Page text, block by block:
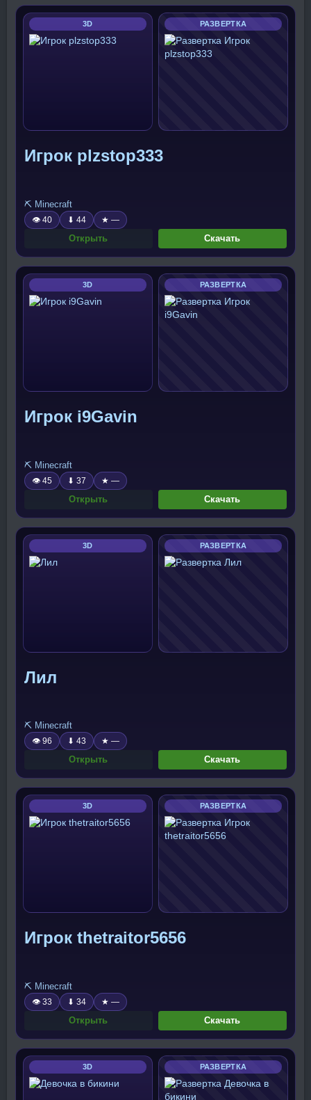
3D РАЗВЕРТКА
Игрок plzstop333
⛏️ Minecraft
👁 40 ⬇ 44 ★ —
Открыть Скачать
3D РАЗВЕРТКА
Игрок i9Gavin
⛏️ Minecraft
👁 45 ⬇ 37 ★ —
Открыть Скачать
3D РАЗВЕРТКА
Лил
⛏️ Minecraft
👁 96 ⬇ 43 ★ —
Открыть Скачать
3D РАЗВЕРТКА
Игрок thetraitor5656
⛏️ Minecraft
👁 33 ⬇ 34 ★ —
Открыть Скачать
3D РАЗВЕРТКА